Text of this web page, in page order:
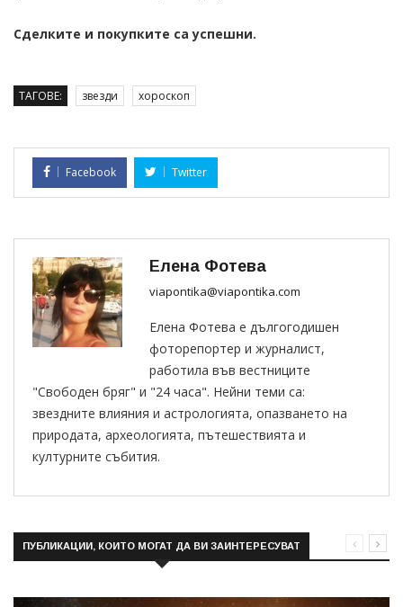
Сделките и покупките са успешни.
ТАГОВЕ: звезди хороскоп
Facebook Twitter
Елена Фотева
viapontika@viapontika.com
Елена Фотева е дългогодишен
фоторепортер и журналист,
работила във вестниците
"Свободен бряг" и "24 часа". Нейни теми са:
звездните влияния и астрологията, опазването на
природата, археологията, пътешествията и
културните събития.
ПУБЛИКАЦИИ, КОИТО МОГАТ ДА ВИ ЗАИНТЕРЕСУВАТ